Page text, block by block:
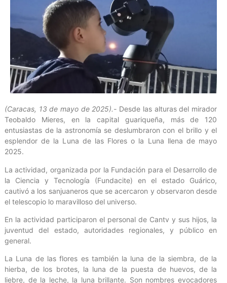
(Caracas, 13 de mayo de 2025).- Desde las alturas del mirador
Teobaldo Mieres, en la capital guariqueña, más de 120
entusiastas de la astronomía se deslumbraron con el brillo y el
esplendor de la Luna de las Flores o la Luna llena de mayo
2025.
La actividad, organizada por la Fundación para el Desarrollo de
la Ciencia y Tecnología (Fundacite) en el estado Guárico,
cautivó a los sanjuaneros que se acercaron y observaron desde
el telescopio lo maravilloso del universo.
En la actividad participaron el personal de Cantv y sus hijos, la
juventud del estado, autoridades regionales, y público en
general.
La Luna de las flores es también la luna de la siembra, de la
hierba, de los brotes, la luna de la puesta de huevos, de la
liebre, de la leche, la luna brillante. Son nombres evocadores